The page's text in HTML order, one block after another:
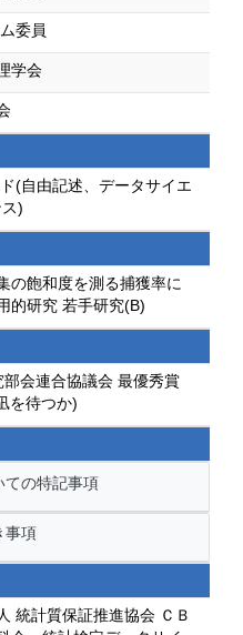
委員
学会
(自由記述、データサイエ
)
の飽和度を測る捕獲率に
的研究 若手研究(B)
会連合協議会 最優秀賞
を待つか)
ての特記事項
事項
統計質保証推進協会 ＣＢ